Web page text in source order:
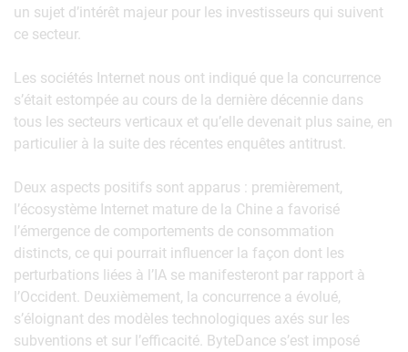
un sujet d’intérêt majeur pour les investisseurs qui suivent
ce secteur.
Les sociétés Internet nous ont indiqué que la concurrence
s’était estompée au cours de la dernière décennie dans
tous les secteurs verticaux et qu’elle devenait plus saine, en
particulier à la suite des récentes enquêtes antitrust.
Deux aspects positifs sont apparus : premièrement,
l’écosystème Internet mature de la Chine a favorisé
l’émergence de comportements de consommation
distincts, ce qui pourrait influencer la façon dont les
perturbations liées à l’IA se manifesteront par rapport à
l’Occident. Deuxièmement, la concurrence a évolué,
s’éloignant des modèles technologiques axés sur les
subventions et sur l’efficacité. ByteDance s’est imposé